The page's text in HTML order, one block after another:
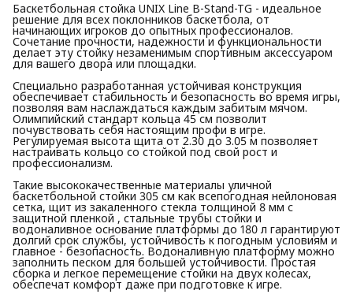
Баскетбольная стойка UNIX Line B-Stand-TG - идеальное
решение для всех поклонников баскетбола, от
начинающих игроков до опытных профессионалов.
Сочетание прочности, надежности и функциональности
делает эту стойку незаменимым спортивным аксессуаром
для вашего двора или площадки.
Специально разработанная устойчивая конструкция
обеспечивает стабильность и безопасность во время игры,
позволяя вам наслаждаться каждым забитым мячом.
Олимпийский стандарт кольца 45 см позволит
почувствовать себя настоящим профи в игре.
Регулируемая высота щита от 2.30 до 3.05 м позволяет
настраивать кольцо со стойкой под свой рост и
профессионализм.
Такие высококачественные материалы уличной
баскетбольной стойки 305 см как всепогодная нейлоновая
сетка, щит из закаленного стекла толщиной 8 мм с
защитной пленкой , стальные трубы стойки и
водоналивное основание платформы до 180 л гарантируют
долгий срок службы, устойчивость к погодным условиям и
главное - безопасность. Водоналивную платформу можно
заполнить песком для большей устойчивости. Простая
сборка и легкое перемещение стойки на двух колесах,
обеспечат комфорт даже при подготовке к игре.